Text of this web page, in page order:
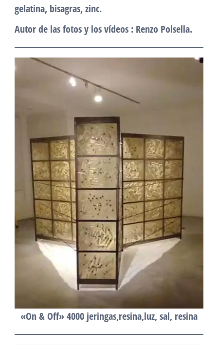
gelatina, bisagras, zinc.
Autor de las fotos y los vídeos : Renzo Polsella.
«On & Off» 4000 jeringas,resina,luz, sal, resina